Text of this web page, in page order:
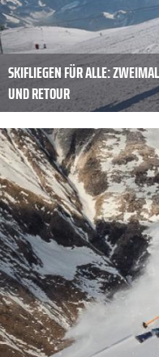
SKIFLIEGEN FÜR ALLE:
UND RETOUR